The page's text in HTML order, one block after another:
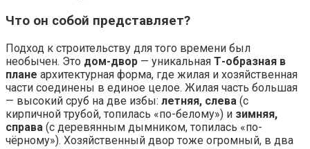
Что он собой представляет?
Подход к строительству для того времени был
необычен. Это дом-двор — уникальная Т-образная в
плане архитектурная форма, где жилая и хозяйственная
части соединены в единое целое. Жилая часть большая
— высокий сруб на две избы: летняя, слева (с
кирпичной трубой, топилась «по-белому») и зимняя,
справа (с деревянным дымником, топилась «по-
чёрному»). Хозяйственный двор тоже огромный, в два